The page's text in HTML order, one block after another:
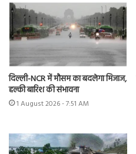
दिल्ली-NCR में मौसम का बदलेगा मिजाज,
हल्की बारिश की संभावना
1 August 2026 - 7:51 AM